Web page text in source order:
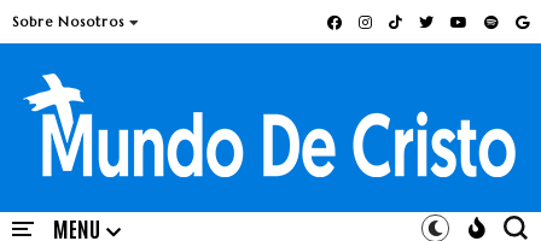
Sobre Nosotros